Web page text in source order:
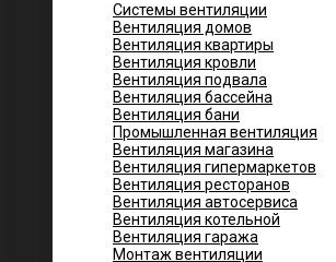
Системы вентиляции
Вентиляция домов
Вентиляция квартиры
Вентиляция кровли
Вентиляция подвала
Вентиляция бассейна
Вентиляция бани
Промышленная вентиляция
Вентиляция магазина
Вентиляция гипермаркетов
Вентиляция ресторанов
Вентиляция автосервиса
Вентиляция котельной
Вентиляция гаража
Монтаж вентиляции